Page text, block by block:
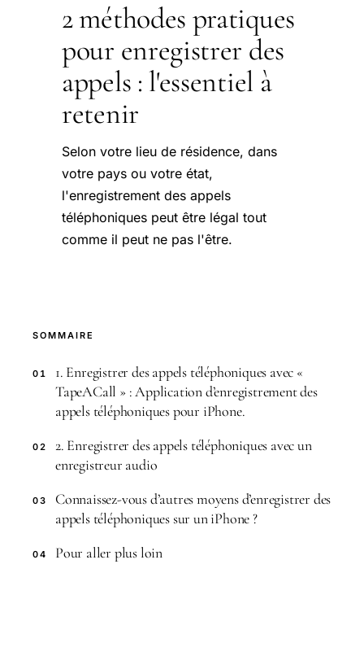
2 méthodes pratiques
pour enregistrer des
appels : l'essentiel à
retenir
Selon votre lieu de résidence, dans
votre pays ou votre état,
l'enregistrement des appels
téléphoniques peut être légal tout
comme il peut ne pas l'être.
SOMMAIRE
01
1. Enregistrer des appels téléphoniques avec «
TapeACall » : Application d’enregistrement des
appels téléphoniques pour iPhone.
02
2. Enregistrer des appels téléphoniques avec un
enregistreur audio
03
Connaissez-vous d’autres moyens d’enregistrer des
appels téléphoniques sur un iPhone ?
04 Pour aller plus loin